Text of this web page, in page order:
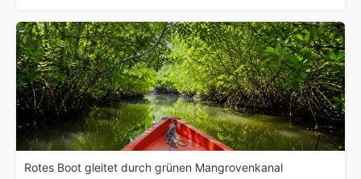
Rotes Boot gleitet durch grünen Mangrovenkanal